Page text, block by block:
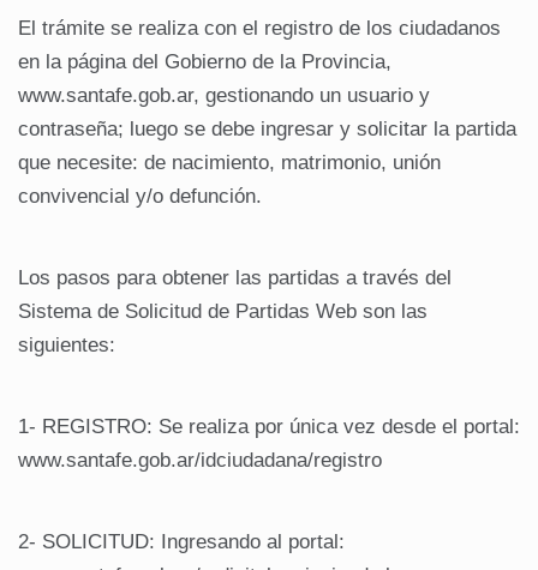
El trámite se realiza con el registro de los ciudadanos
en la página del Gobierno de la Provincia,
www.santafe.gob.ar, gestionando un usuario y
contraseña; luego se debe ingresar y solicitar la partida
que necesite: de nacimiento, matrimonio, unión
convivencial y/o defunción.
Los pasos para obtener las partidas a través del
Sistema de Solicitud de Partidas Web son las
siguientes:
1- REGISTRO: Se realiza por única vez desde el portal:
www.santafe.gob.ar/idciudadana/registro
2- SOLICITUD: Ingresando al portal: